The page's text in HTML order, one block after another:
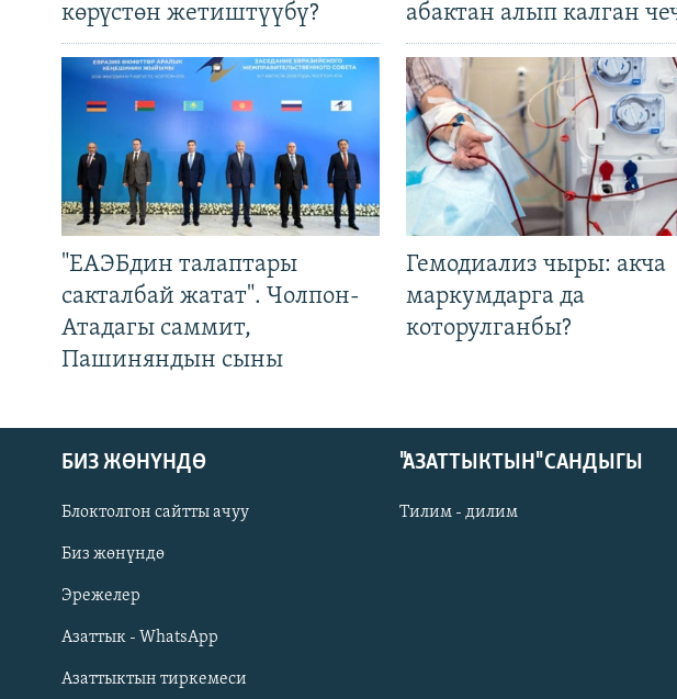
Русский
ОНЛАЙН ШЕРИНЕ
көрүстөн жетиштүүбү?
абактан алып калган
"ЕАЭБдин талаптары
сакталбай жатат". Чолпон-
Атадагы саммит,
Пашиняндын сыны
Гемодиализ чыры: акча
маркумдарга да
которулганбы?
БИЗ ЖӨНҮНДӨ
Блоктолгон сайтты ачуу
Биз жөнүндө
Эрежелер
Азаттык - WhatsApp
Азаттыктын тиркемеси
"АЗАТТЫКТЫН" САНДЫГЫ
Тилим - дилим